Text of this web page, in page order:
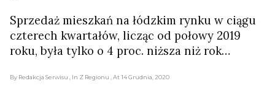
Sprzedaż mieszkań na łódzkim rynku w ciągu
czterech kwartałów, licząc od połowy 2019
roku, była tylko o 4 proc. niższa niż rok…
By Redakcja Serwisu , In Z Regionu , At 14 Grudnia, 2020